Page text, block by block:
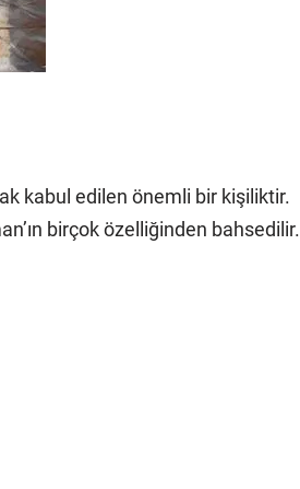
kabul edilen önemli bir kişiliktir.
birçok özelliğinden bahsedilir.